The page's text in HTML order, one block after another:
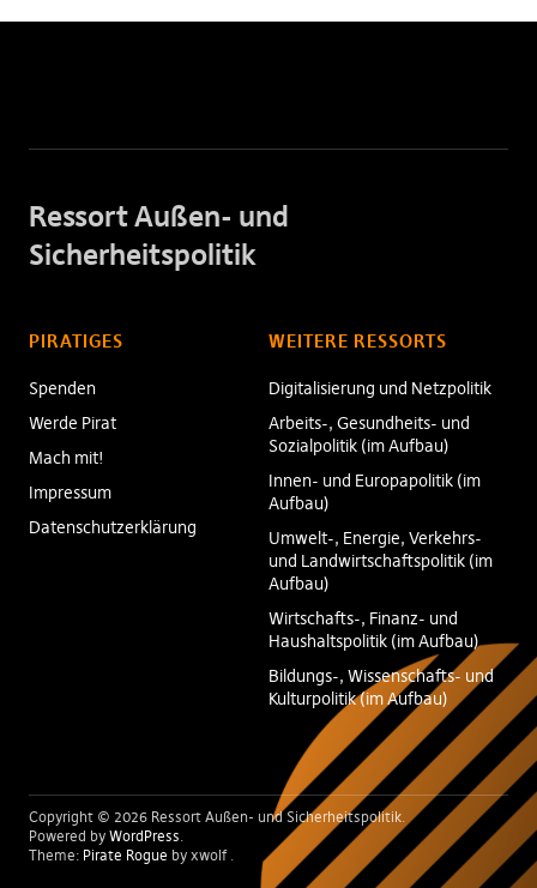
Ressort Außen- und
Sicherheitspolitik
PIRATIGES
Spenden
Werde Pirat
Mach mit!
Impressum
Datenschutzerklärung
WEITERE RESSORTS
Digitalisierung und Netzpolitik
Arbeits-, Gesundheits- und
Sozialpolitik (im Aufbau)
Innen- und Europapolitik (im
Aufbau)
Umwelt-, Energie, Verkehrs-
und Landwirtschaftspolitik (im
Aufbau)
Wirtschafts-, Finanz- und
Haushaltspolitik (im Aufbau)
Bildungs-, Wissenschafts- und
Kulturpolitik (im Aufbau)
Copyright © 2026 Ressort Außen- und Sicherheitspolitik
Powered by WordPress
Theme: Pirate Rogue by xwolf